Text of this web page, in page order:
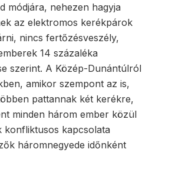
módjára, nehezen hagyja
az elektromos kerékpárok
nincs fertőzésveszély,
14 százaléka
szerint. A Közép-Dunántúlról
amikor szempont az is,
pattannak két kerékre,
minden három ember közül
konfliktusos kapcsolata
háromnegyede időnként